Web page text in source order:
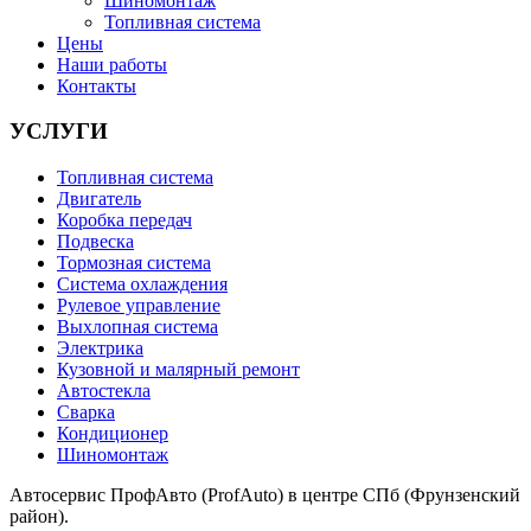
Топливная система
Цены
Наши работы
Контакты
УСЛУГИ
Топливная система
Двигатель
Коробка передач
Подвеска
Тормозная система
Система охлаждения
Рулевое управление
Выхлопная система
Электрика
Кузовной и малярный ремонт
Автостекла
Сварка
Кондиционер
Шиномонтаж
Автосервис ПрофАвто (ProfAuto) в центре СПб (Фрунзенский
район).